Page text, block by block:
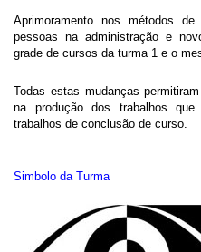
Aprimoramento nos métodos
pessoas na administração e
grade de cursos da turma 1 e o
Todas estas mudanças
na produção dos trabalhos
trabalhos de conclusão de curso.
Simbolo da Turma